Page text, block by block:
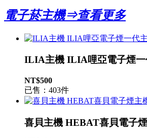
電子菸主機⇒查看更多
ILIA主機 ILIA哩亞電子煙一
NT$500
已售：403件
喜貝主機 HEBAT喜貝電子